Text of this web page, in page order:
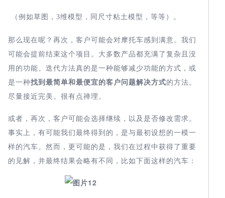
（ 例如草图， 3维模型，同尺寸粘土模型，等等）。
那么现在呢？再次，客户可能会对摩托车感到满意。我们
可能会提前结束这个项目。大多数产品都充满了复杂且没
用的功能。迭代方法真的是一种能够减少功能的方式，或
是一种找到最简单和最便宜的客户问题解决方式的方法。
尽量接近完美。很有点禅理。
或者，再次，客户可能会选择继续，以及是否修改需求。
事实上，有可能我们最终得到的，是与最初设想的一模一
样的汽车。然而，更可能的是，我们在过程中获得了重要
的见解，并最终结果会略有不同，比如下面这样的汽车：